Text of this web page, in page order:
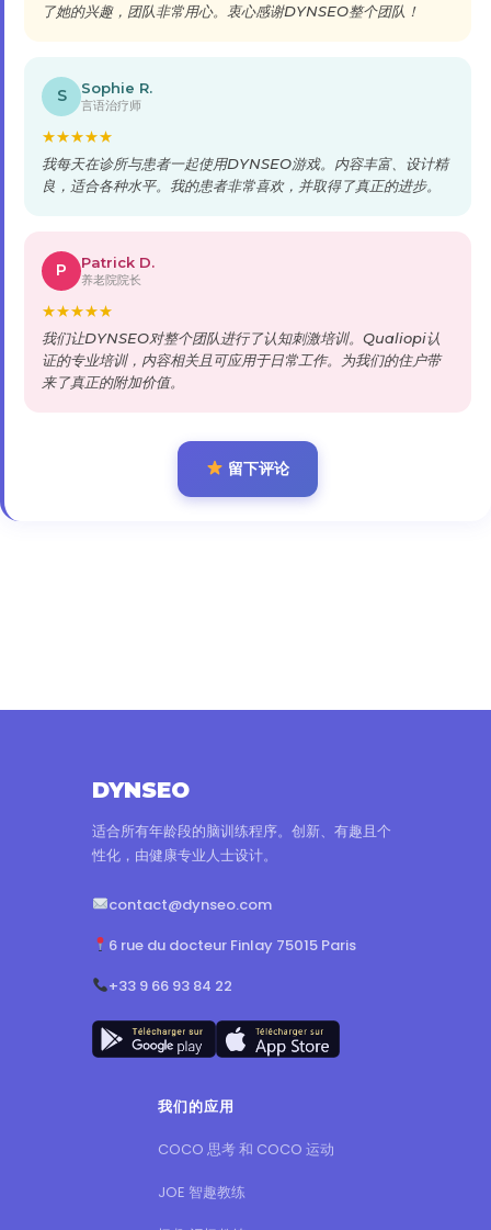
了她的兴趣，团队非常用心。衷心感谢DYNSEO整个团队！
S Sophie R.
言语治疗师
★★★★★
我每天在诊所与患者一起使用DYNSEO游戏。内容丰富、设计精
良，适合各种水平。我的患者非常喜欢，并取得了真正的进步。
P Patrick D.
养老院院长
★★★★★
我们让DYNSEO对整个团队进行了认知刺激培训。Qualiopi认
证的专业培训，内容相关且可应用于日常工作。为我们的住户带
来了真正的附加价值。
留下评论
DYNSEO
适合所有年龄段的脑训练程序。创新、有趣且个
性化，由健康专业人士设计。
contact@dynseo.com
6 rue du docteur Finlay 75015 Paris
+33 9 66 93 84 22
我们的应用
COCO 思考 和 COCO 运动
JOE 智趣教练